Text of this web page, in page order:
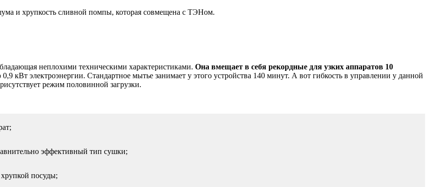
и хрупкость сливной помпы, которая совмещена с ТЭНом.
неплохими техническими характеристиками. Она вмещает в себя рекордные для узких аппаратов 10
кВт электроэнергии. Стандартное мытье занимает у этого устройства 140 минут. А вот гибкость в управлении у данной
режим половинной загрузки.
эффективный тип сушки;
посуды;